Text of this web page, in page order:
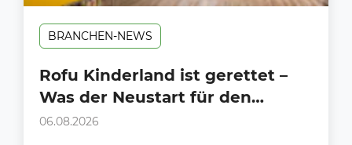
BRANCHEN-NEWS
Rofu Kinderland ist gerettet –
Was der Neustart für den
Handel bedeutet
06.08.2026